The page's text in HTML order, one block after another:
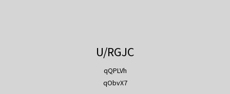
U/RGJC
qQPLVh
qObvX7